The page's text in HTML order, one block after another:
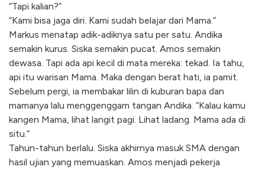
“Tapi kalian?”
“Kami bisa jaga diri. Kami sudah belajar dari Mama.”
Markus menatap adik-adiknya satu per satu. Andika
semakin kurus. Siska semakin pucat. Amos semakin
dewasa. Tapi ada api kecil di mata mereka: tekad. Ia tahu,
api itu warisan Mama. Maka dengan berat hati, ia pamit.
Sebelum pergi, ia membakar lilin di kuburan bapa dan
mamanya lalu menggenggam tangan Andika. “Kalau kamu
kangen Mama, lihat langit pagi. Lihat ladang. Mama ada di
situ.”
Tahun-tahun berlalu. Siska akhirnya masuk SMA dengan
hasil ujian yang memuaskan. Amos menjadi pekerja